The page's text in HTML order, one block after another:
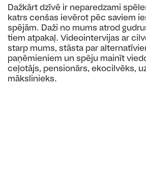
Dažkārt dzīvē ir neparedzami
katrs cenšas ievērot pēc saviem
spējām. Daži no mums atrod
tiem atpakaļ. Videointervijas ar
starp mums, stāsta par
paņēmieniem un spēju mainīt
ceļotājs, pensionārs, ekocilvēks,
mākslinieks.